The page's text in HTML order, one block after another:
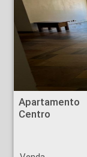
Apartamento
Centro